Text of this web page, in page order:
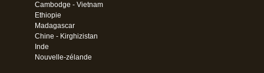
Cambodge - Vietnam
Ethiopie
Madagascar
Chine - Kirghizistan
Inde
Nouvelle-zélande